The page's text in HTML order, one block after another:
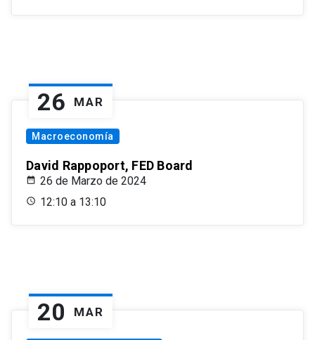
26 MAR
Macroeconomía
David Rappoport, FED Board
26 de Marzo de 2024
12:10 a 13:10
20 MAR